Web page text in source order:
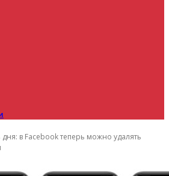
дня: в Facebook теперь можно удалять